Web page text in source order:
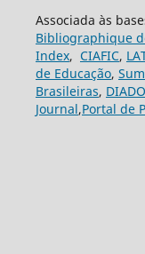
Associada às
Bibliographique
Index, CIAFIC,
de Educação,
Brasileiras,
Journal,Portal de